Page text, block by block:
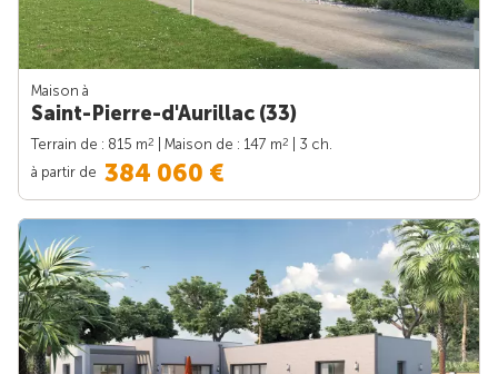
Maison à
Saint-Pierre-d'Aurillac (33)
Terrain de : 815 m2 | Maison de : 147 m2
| 3 ch.
à partir de 384 060 €